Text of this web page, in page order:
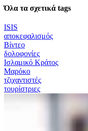
Όλα τα σχετικά tags
ISIS
αποκεφαλισμός
Βίντεο
δολοφονίες
Ισλαμικό Κράτος
Μαρόκο
τζιχαντιστές
τουρίστριες